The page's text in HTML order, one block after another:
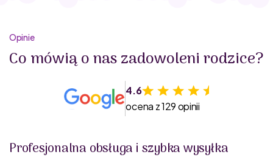
Opinie
Co mówią o nas zadowoleni rodzice?
4.6
ocena z 129 opinii
Profesjonalna obsługa i szybka wysyłka